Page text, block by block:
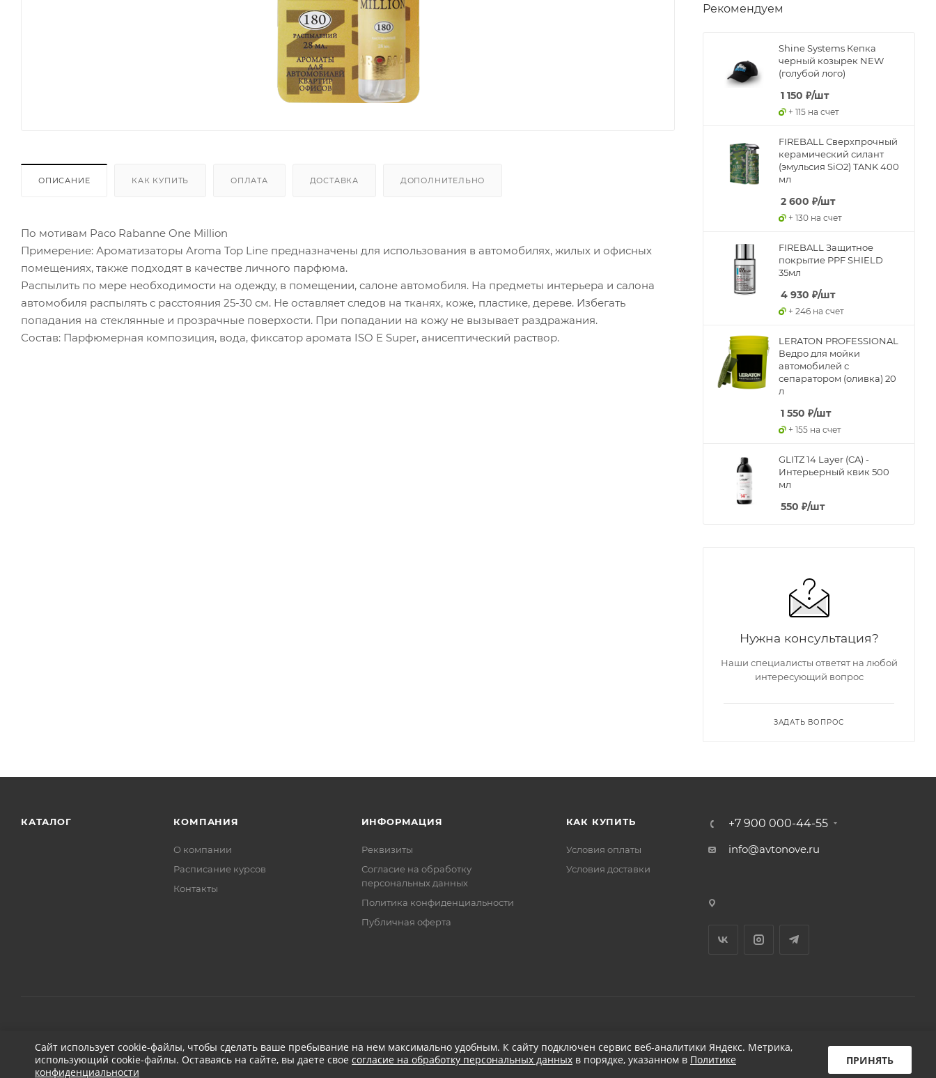
ОПИСАНИЕ КАК КУПИТЬ ОПЛАТА ДОСТАВКА ДОПОЛНИТЕЛЬНО
По мотивам Paco Rabanne One Million
Примерение: Ароматизаторы Aroma Top Line предназначены для использования в автомобилях, жилых и офисных
помещениях, также подходят в качестве личного парфюма.
Распылить по мере необходимости на одежду, в помещении, салоне автомобиля. На предметы интерьера и салона
автомобиля распылять с расстояния 25-30 см. Не оставляет следов на тканях, коже, пластике, дереве. Избегать
попадания на стеклянные и прозрачные поверхости. При попадании на кожу не вызывает раздражания.
Состав: Парфюмерная композиция, вода, фиксатор аромата ISO E Super, анисептический раствор.
Рекомендуем
Shine Systems Кепка
черный козырек NEW
(голубой лого)
1 150 ₽/шт
+ 115 на счет
FIREBALL Сверхпрочный
керамический силант
(эмульсия SiO2) TANK 400
мл
2 600 ₽/шт
+ 130 на счет
FIREBALL Защитное
покрытие PPF SHIELD
35мл
4 930 ₽/шт
+ 246 на счет
LERATON PROFESSIONAL
Ведро для мойки
автомобилей с
сепаратором (оливка) 20
л
1 550 ₽/шт
+ 155 на счет
GLITZ 14 Layer (CA) -
Интерьерный квик 500
мл
550 ₽/шт
Нужна консультация?
Наши специалисты ответят на любой
интересующий вопрос
ЗАДАТЬ ВОПРОС
КАТАЛОГ КОМПАНИЯ
О компании
Расписание курсов
Контакты
ИНФОРМАЦИЯ
Реквизиты
Соглаcие на обработку
персональных данных
Политика конфиденциальности
Публичная оферта
КАК КУПИТЬ
Условия оплаты
Условия доставки
+7 900 000-44-55
info@avtonove.ru
2026 © ДЕТЕЙЛИНГ-МАРКЕТ АВТОНОВЬЕ Разработано в KAPUSTA LAB
Сайт использует cookie-файлы, чтобы сделать ваше пребывание на нем максимально удобным. К cайту подключен сервис веб-аналитики Яндекс. Метрика,
использующий cookie-файлы. Оставаясь на сайте, вы даете свое согласие на обработку персональных данных в порядке, указанном в Политике
конфиденциальности
ПРИНЯТЬ